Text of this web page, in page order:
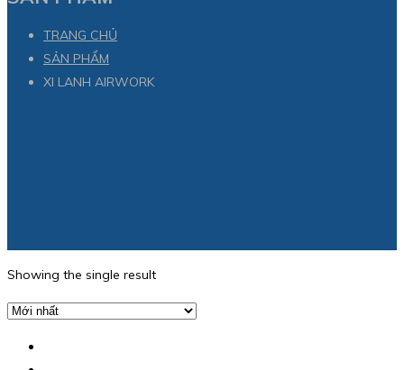
TRANG CHỦ
SẢN PHẨM
XI LANH AIRWORK
Showing the single result